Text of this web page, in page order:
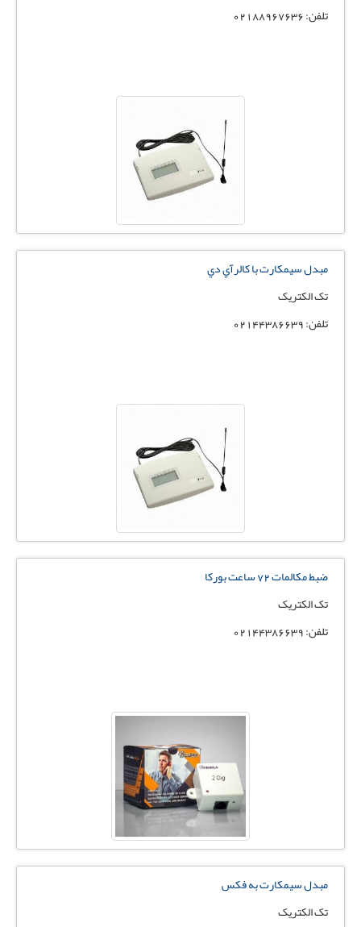
تلفن: 02188967636
مبدل سيمكارت با كالرآي دي
تک الکتریک
تلفن: 02144386639
ضبط مکالمات 72 ساعت بورکا
تک الکتریک
تلفن: 02144386639
مبدل سیمکارت به فکس
تک الکتریک